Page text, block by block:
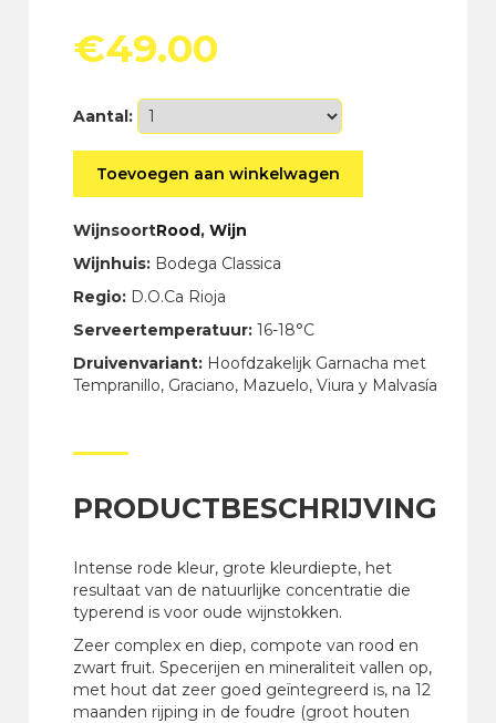
€49.00
Aantal:
Pacto
Single
Valdechuecas
2019
Toevoegen aan winkelwagen
WijnsoortRood,Wijn
Wijnhuis: Bodega Classica
Regio: D.O.Ca Rioja
Serveertemperatuur: 16-18°C
Druivenvariant: Hoofdzakelijk Garnacha met
Tempranillo, Graciano, Mazuelo, Viura y Malvasía
PRODUCTBESCHRIJVING
Intense rode kleur, grote kleurdiepte, het
resultaat van de natuurlijke concentratie die
typerend is voor oude wijnstokken.
Zeer complex en diep, compote van rood en
zwart fruit. Specerijen en mineraliteit vallen op,
met hout dat zeer goed geïntegreerd is, na 12
maanden rijping in de foudre (groot houten